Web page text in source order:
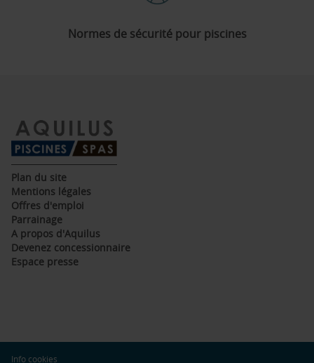
Normes de sécurité pour piscines
Plan du site(ouvre
dans
une
nouvelle
Mentions légales
fenêtre)
Offres d'emploi
une
nouvelle
fenêtre)
Parrainage(ouvre
dans
une
nouvelle
fenêtre)
A propos d'Aquilus
dans
une
Devenez concessionnaire(ouvre
Espace presse(ouvre
Info cookies